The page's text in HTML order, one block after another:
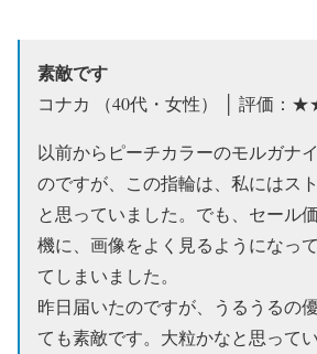
素敵です
コナカ （40代・女性） │ 評価
以前からピーチカラーのモルガナ
のですが、この指輪は、私にはス
と思っていました。でも、セール
機に、画像をよく見るようになっ
てしまいました。
昨日届いたのですが、うるうるの
ても素敵です。大粒かなと思って